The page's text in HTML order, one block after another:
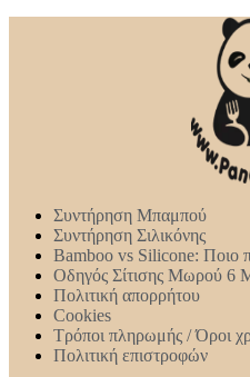
Συντήρηση Mπαμπού
Συντήρηση Σιλικόνης
Bamboo vs Silicone: Ποιο
Οδηγός Σίτισης Μωρού 6
Πολιτική απορρήτου
Cookies
Τρόποι πληρωμής / Όροι
Πολιτική επιστροφών